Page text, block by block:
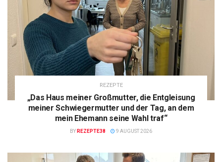
REZEPTE
„Das Haus meiner Großmutter, die Entgleisung
meiner Schwiegermutter und der Tag, an dem
mein Ehemann seine Wahl traf“
BY REZEPTE38 9 AUGUST 2026